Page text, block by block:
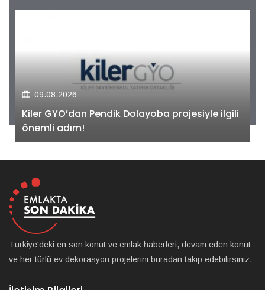
09.08.2026
Kiler GYO’dan Pendik Dolayoba projesiyle ilgili
önemli adım!
Türkiye'deki en son konut ve emlak haberleri, devam eden konut
ve her türlü ev dekorasyon projelerini buradan takip edebilirsiniz.